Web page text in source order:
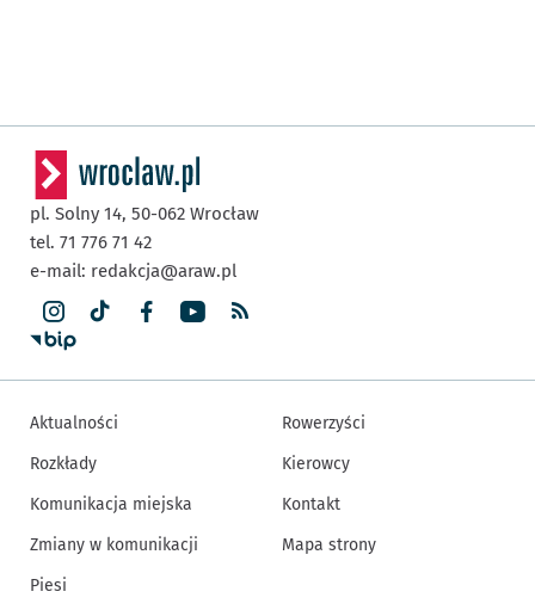
pl. Solny 14, 50-062 Wrocław
tel. 71 776 71 42
e-mail: redakcja@araw.pl
Aktualności
Rozkłady
Komunikacja miejska
Zmiany w komunikacji
Piesi
Rowerzyści
Kierowcy
Kontakt
Mapa strony